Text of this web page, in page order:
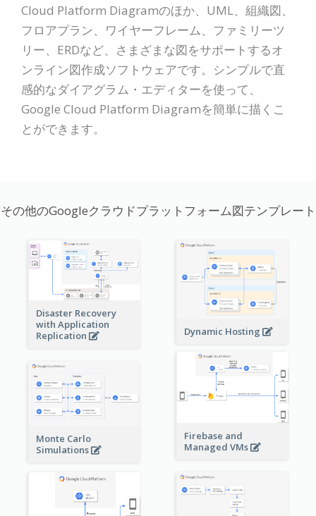
Cloud Platform Diagramのほか、UML、組織図、
フロアプラン、ワイヤーフレーム、ファミリーツ
リー、ERDなど、さまざまな図をサポートするオ
ンライン図作成ソフトウェアです。シンプルで直
感的なダイアグラム・エディターを使って、
Google Cloud Platform Diagramを簡単に描くこ
とができます。
その他のGoogleクラウドプラットフォーム図テンプレート
Disaster Recovery
with Application
Replication
Dynamic Hosting
Firebase and
Managed VMs
Monte Carlo
Simulations